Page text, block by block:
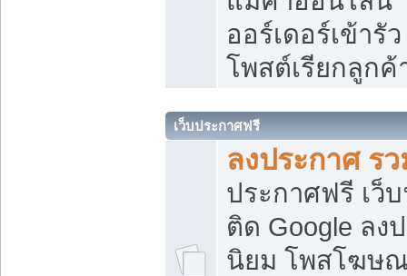
ออร์เดอร์เข้ารั
โพสต์เรียกลูกค้
เว็บประกาศฟรี
ลงประกาศ ร
ประกาศฟรี เว็
ติด Google ลง
นิยม โพสโฆษ